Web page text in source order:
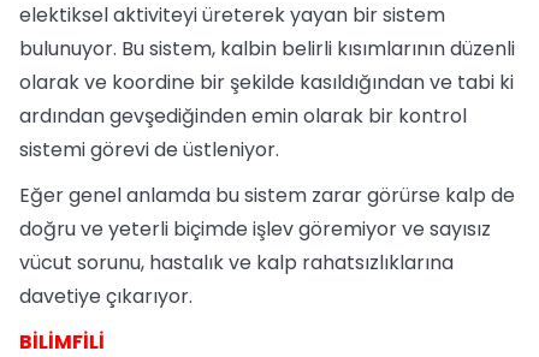
elektiksel aktiviteyi üreterek yayan bir sistem
bulunuyor. Bu sistem, kalbin belirli kısımlarının düzenli
olarak ve koordine bir şekilde kasıldığından ve tabi ki
ardından gevşediğinden emin olarak bir kontrol
sistemi görevi de üstleniyor.
Eğer genel anlamda bu sistem zarar görürse kalp de
doğru ve yeterli biçimde işlev göremiyor ve sayısız
vücut sorunu, hastalık ve kalp rahatsızlıklarına
davetiye çıkarıyor.
BİLİMFİLİ